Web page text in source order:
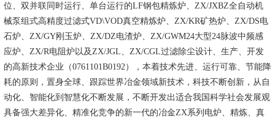
位、双并联同时运行、单台运行的LF钢包精炼炉、ZX/JXBZ全自动机
械泵组式高精度过滤式VD\VOD真空精炼炉、ZX/KR矿热炉、ZX/DS电
石炉、ZX/GY刚玉炉、ZX/DZ电渣炉、ZX/GWM24大型24脉波中频感
应炉、ZX/R电阻炉以及ZX/JGL、ZX/CGL过滤除尘设计、生产、开发
的高新技术企业（0761101B0192），本着技术先进、运行可靠、节能降
耗的原则，置身全球、跟踪世界冶金领域新技术，科技不断创新，从自
动化、智能化到智慧化不断发展，不断开发出适合我国科学社会发展观
具备强大差异化、精准化竞争的新一代的冶金ZX系列电炉、精炼、真